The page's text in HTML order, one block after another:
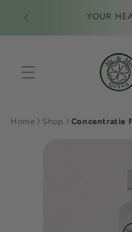
naar de
YOUR
Home Shop Concentratie